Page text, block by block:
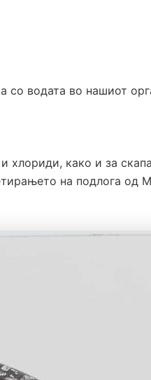
со водата во нашиот
како и за
на подлога од